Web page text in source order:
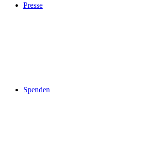
Presse
Spenden